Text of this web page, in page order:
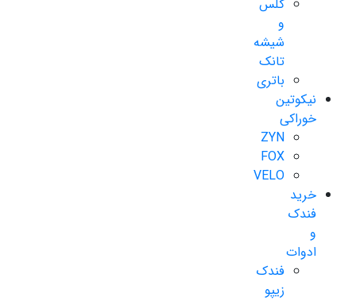
گلس
و
شیشه
تانک
باتری
نیکوتین
خوراکی
ZYN
FOX
VELO
خرید
فندک
و
ادوات
فندک
زیپو